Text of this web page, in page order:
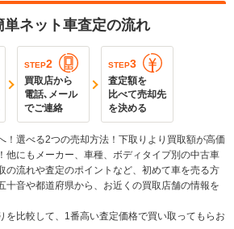
単ネット車査定の流れ
STEP2
買取店から
電話､メール
でご連絡
STEP3
査定額を
比べて売却先
を決める
！選べる2つの売却方法！下取りより買取額が高価
他にもメーカー、車種、ボディタイプ別の中古車
の流れや査定のポイントなど、初めて車を売る方
十音や都道府県から、お近くの買取店舗の情報を
を比較して、1番高い査定価格で買い取ってもらお